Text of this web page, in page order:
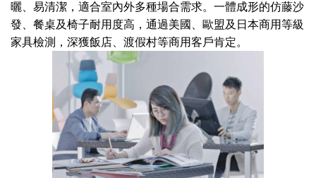
曬、易清潔，適合室內外多種場合需求。一體成形的仿藤沙
發、餐桌及椅子耐用度高，通過美國、歐盟及日本商用等級
家具檢測，深獲飯店、渡假村等商用客戶肯定。